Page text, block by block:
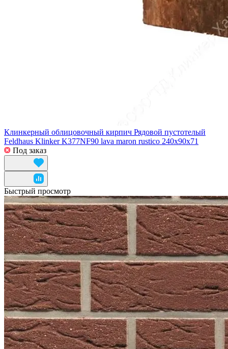
Клинкерный облицовочный кирпич Рядовой пустотелый
Feldhaus Klinker K377NF90 lava maron rustico 240x90x71
Под заказ
Быстрый просмотр